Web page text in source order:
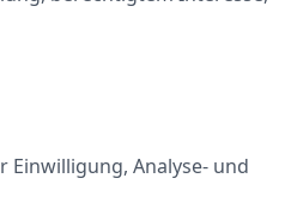
Einwilligung, Analyse- und